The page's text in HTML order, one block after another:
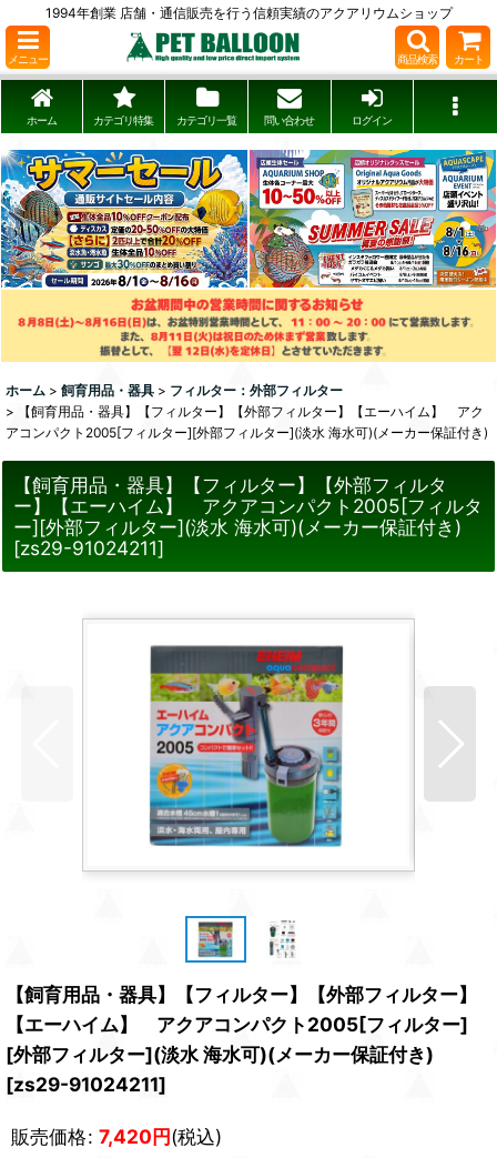
1994年創業 店舗・通信販売を行う信頼実績のアクアリウムショップ
メニュー 商品検索 カート
ホーム カテゴリ特集 カテゴリ一覧 問い合わせ ログイン
ホーム > 飼育用品・器具 > フィルター：外部フィルター
>
【飼育用品・器具】【フィルター】【外部フィルター】【エーハイム】 アク
アコンパクト2005[フィルター][外部フィルター](淡水 海水可)(メーカー保証付き)
【飼育用品・器具】【フィルター】【外部フィルタ
ー】【エーハイム】 アクアコンパクト2005[フィルタ
ー][外部フィルター](淡水 海水可)(メーカー保証付き)
[zs29-91024211]
【飼育用品・器具】【フィルター】【外部フィルター】
【エーハイム】 アクアコンパクト2005[フィルター]
[外部フィルター](淡水 海水可)(メーカー保証付き)
[zs29-91024211]
販売価格: 7,420円(税込)